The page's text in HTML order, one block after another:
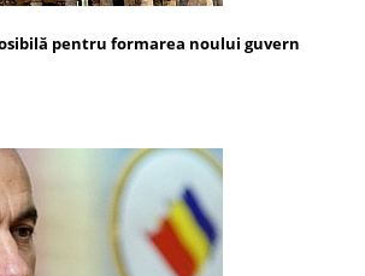
pentru formarea noului guvern